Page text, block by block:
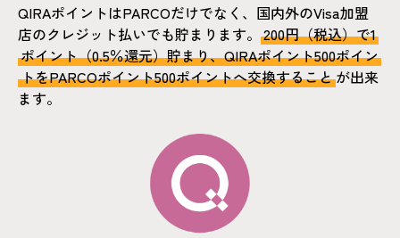
QIRAポイントはPARCOだけでなく、国内外のVisa加盟
店のクレジット払いでも貯まります。 200円（税込）で1
ポイント（0.5％還元）貯まり、QIRAポイント500ポイン
トをPARCOポイント500ポイントへ交換することが出来
ます。